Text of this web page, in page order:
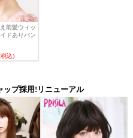
前髪ウィッ
ドありバン
込)
ップ採用!リニューアル